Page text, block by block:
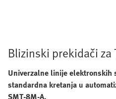
Blizinski prekidači za
Univerzalne linije elektronskih
standardna kretanja u
SMT-8M-A.